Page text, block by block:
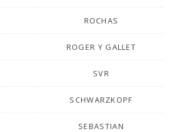
ROCHAS
ROGER Y GALLET
SVR
SCHWARZKOPF
SEBASTIAN